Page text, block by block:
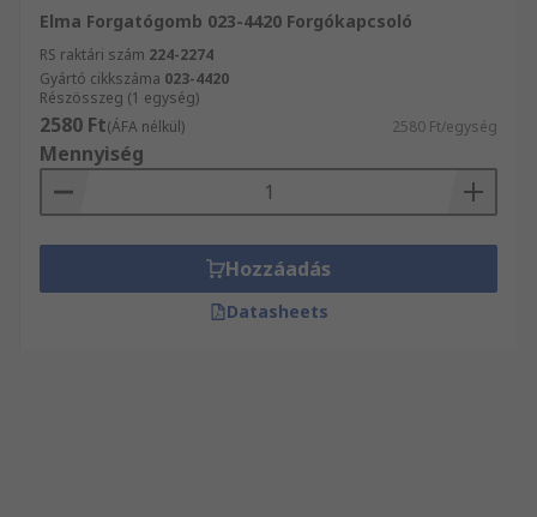
Elma Forgatógomb 023-4420 Forgókapcsoló
RS raktári szám 224-2274
Gyártó cikkszáma 023-4420
Részösszeg (1 egység)
2580 Ft(ÁFA nélkül) 2580 Ft/egység
Mennyiség
Hozzáadás
Datasheets